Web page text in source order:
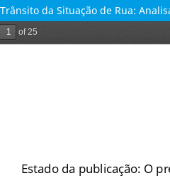
da Situação de Rua: